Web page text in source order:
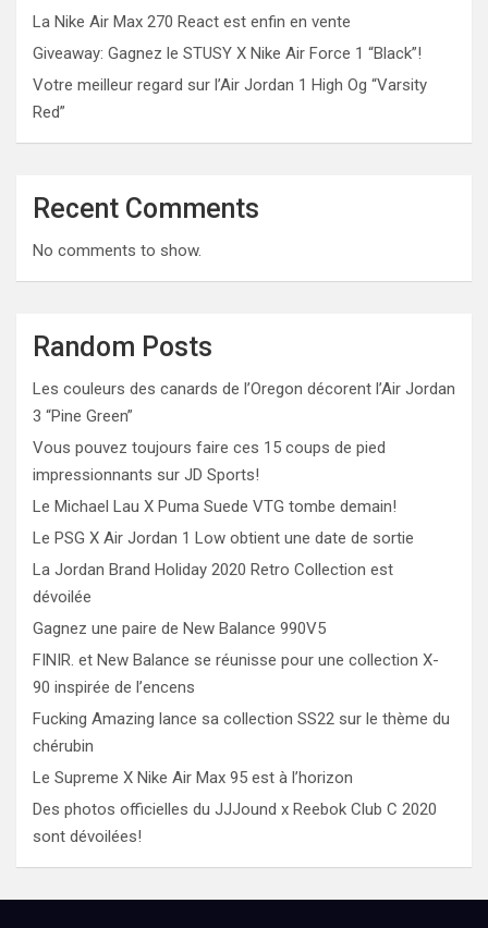
La Nike Air Max 270 React est enfin en vente
Giveaway: Gagnez le STUSY X Nike Air Force 1 “Black”!
Votre meilleur regard sur l’Air Jordan 1 High Og “Varsity
Red”
Recent Comments
No comments to show.
Random Posts
Les couleurs des canards de l’Oregon décorent l’Air Jordan
3 “Pine Green”
Vous pouvez toujours faire ces 15 coups de pied
impressionnants sur JD Sports!
Le Michael Lau X Puma Suede VTG tombe demain!
Le PSG X Air Jordan 1 Low obtient une date de sortie
La Jordan Brand Holiday 2020 Retro Collection est
dévoilée
Gagnez une paire de New Balance 990V5
FINIR. et New Balance se réunisse pour une collection X-
90 inspirée de l’encens
Fucking Amazing lance sa collection SS22 sur le thème du
chérubin
Le Supreme X Nike Air Max 95 est à l’horizon
Des photos officielles du JJJound x Reebok Club C 2020
sont dévoilées!